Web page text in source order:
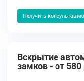
Получить консультацию
Вскрытие
замков - от 580